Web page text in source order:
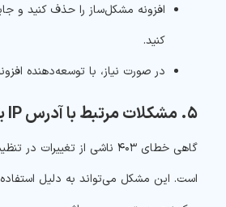
افزونه مشکل‌ساز را حذف کنید و
کنید.
در صورت نیاز، با توسعه‌دهنده
۵. مشکلات مرتبط با آدرس IP یا دامنه
گاهی خطای ۴۰۳ ناشی از